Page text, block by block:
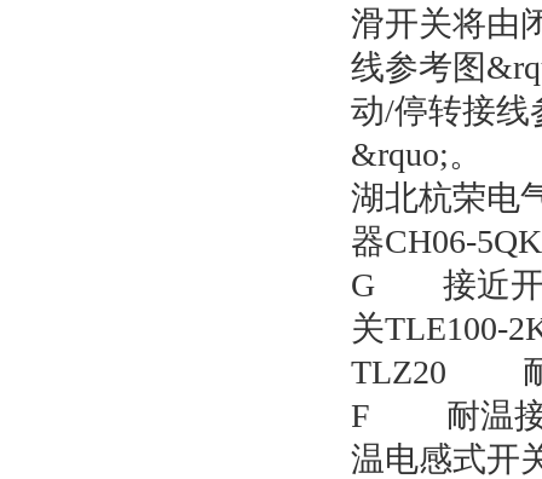
滑开关将由
线参考图
动/停转接线
&rquo;。
湖北杭荣电
器CH06-
G 接近开
关
TLZ20 耐
F 耐温接
温电感式